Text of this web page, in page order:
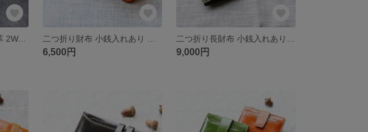
ダイヤモンドバッグ 本革 2WAY ポータブルショルダーバッグ
6,500円 9,000円